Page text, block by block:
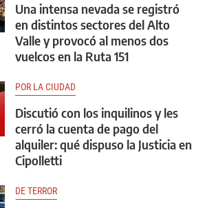
Una intensa nevada se registró
en distintos sectores del Alto
Valle y provocó al menos dos
vuelcos en la Ruta 151
POR LA CIUDAD
Discutió con los inquilinos y les
cerró la cuenta de pago del
alquiler: qué dispuso la Justicia en
Cipolletti
DE TERROR